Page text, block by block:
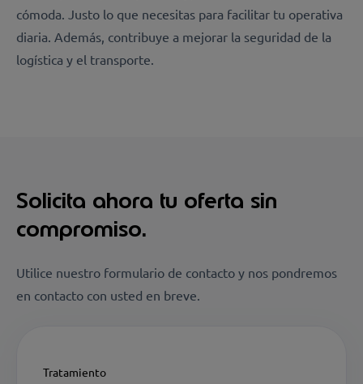
cómoda. Justo lo que necesitas para facilitar tu operativa
diaria. Además, contribuye a mejorar la seguridad de la
logística y el transporte.
Solicita ahora tu oferta sin
compromiso.
Utilice nuestro formulario de contacto y nos pondremos
en contacto con usted en breve.
Tratamiento